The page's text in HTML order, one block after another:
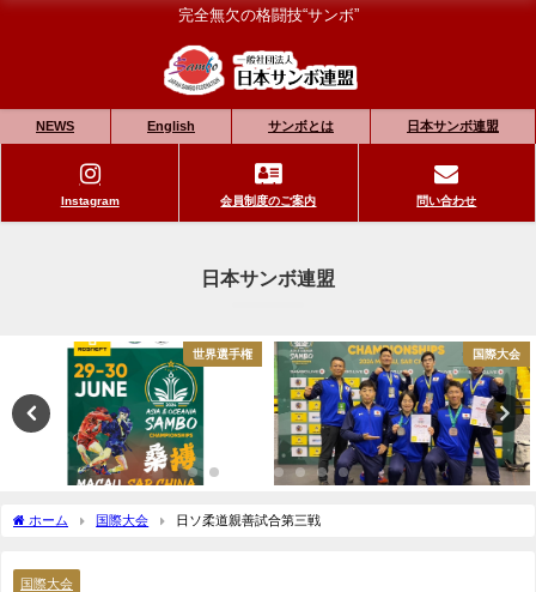
完全無欠の格闘技“サンボ”
NEWS English サンボとは 日本サンボ連盟
Instagram 会員制度のご案内 問い合わせ
日本サンボ連盟
世界選手権 国際大会
ホーム 国際大会 日ソ柔道親善試合第三戦
国際大会